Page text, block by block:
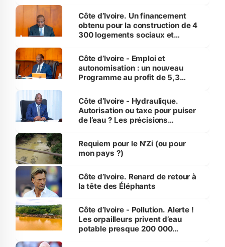
Côte d’Ivoire. Un financement
obtenu pour la construction de 4
300 logements sociaux et
et Yamoussoukro
Côte d’Ivoire - Emploi et
autonomisation : un nouveau
Programme au profit de 5,3
Côte d’Ivoire - Hydraulique.
Autorisation ou taxe pour puiser
de l’eau ? Les précisions
Requiem pour le N’Zi (ou pour
mon pays ?)
Côte d’Ivoire. Renard de retour à
la tête des Éléphants
Côte d’Ivoire - Pollution. Alerte !
Les orpailleurs privent d’eau
potable presque 200 000